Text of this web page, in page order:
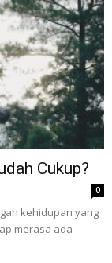
Cukup?
0
kehidupan yang
merasa ada